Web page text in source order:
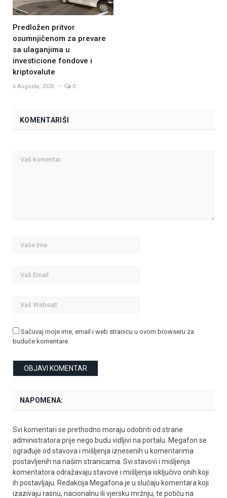
Predložen pritvor
osumnjičenom za prevare
sa ulaganjima u
investicione fondove i
kriptovalute
6 Augusta, 2026 0
KOMENTARIŠI
Sačuvaj moje ime, email i web stranicu u ovom browseru za
buduće komentare.
NAPOMENA:
Svi komentari se prethodno moraju odobriti od strane
administratora prije nego budu vidljivi na portalu. Megafon se
ograđuje od stavova i mišljenja iznesenih u komentarima
postavljenih na našim stranicama. Svi stavovi i mišljenja
komentatora odražavaju stavove i mišljenja isključivo onih koji
ih postavljaju. Redakcija Megafona je u slučaju komentara koji
izazivaju rasnu, nacionalnu ili vjersku mržnju, te potiču na